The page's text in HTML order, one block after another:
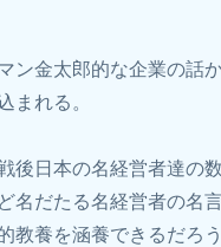
ン金太郎的な企業の話
まれる。
日本の名経営者達の
名だたる名経営者の名
教養を涵養できるだろう